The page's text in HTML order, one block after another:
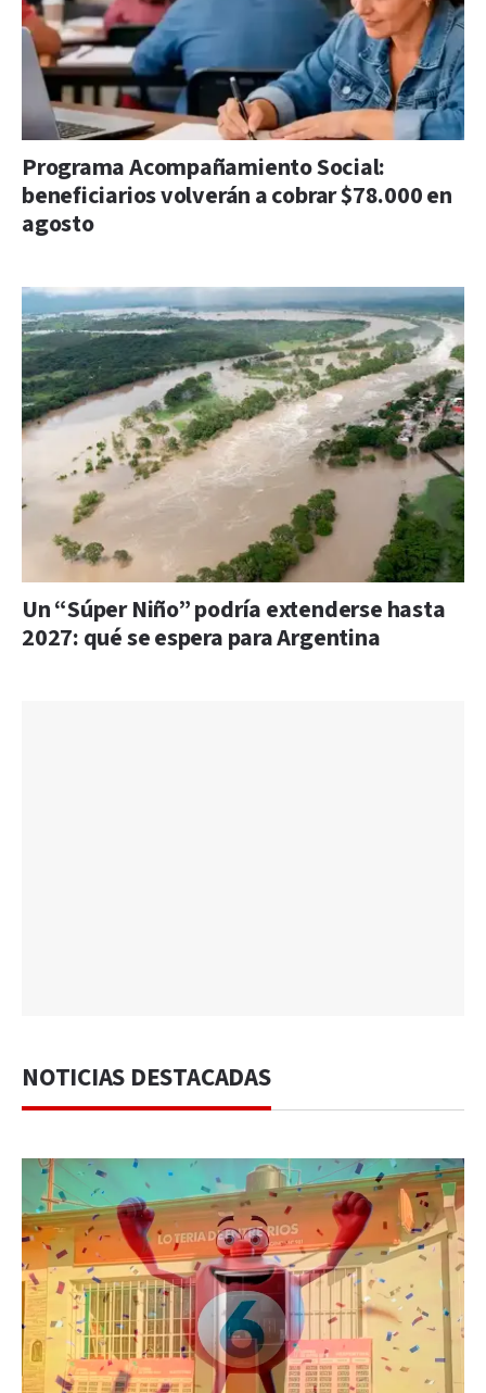
Programa Acompañamiento Social:
beneficiarios volverán a cobrar $78.000 en
agosto
Un “Súper Niño” podría extenderse hasta
2027: qué se espera para Argentina
NOTICIAS DESTACADAS